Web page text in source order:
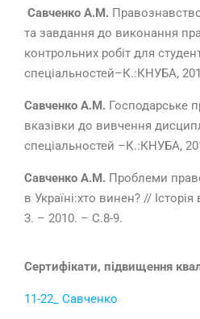
Савченко А.М.
та завдання до виконання
контрольних робіт для
спеціальностей–К.:КНУБА,
Савченко А.М. Господарське
вказівки до вивчення
спеціальностей –К.:КНУБА,
Савченко А.М. Проблеми
в Україні:хто винен? //
3. – 2010. – С.8-9.
Сертифікати, підвищення
11-22_ Савченко